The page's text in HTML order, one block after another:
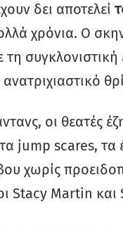
δει αποτελεί
χρόνια. Ο
συγκλονιστική
οι θεατές
jump scares, τα
χωρίς
Stacy Martin